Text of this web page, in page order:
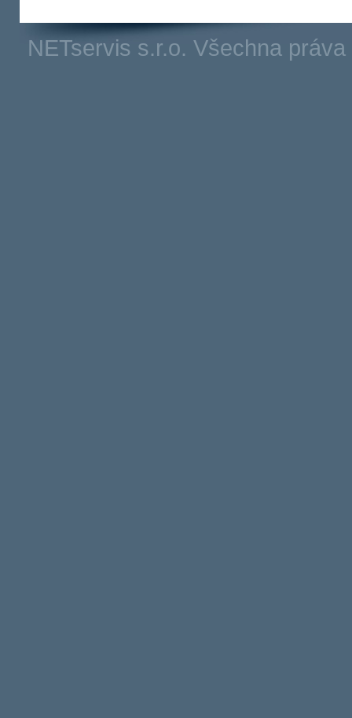
NETservis s.r.o. Všechna